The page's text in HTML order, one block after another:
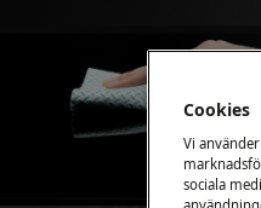
Cookies
Vi
sociala